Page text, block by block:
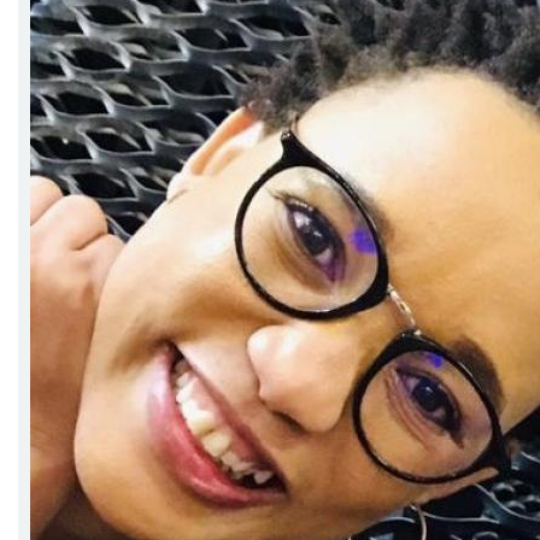
harf(ler)in sesini ve kelimenin geri kalan kısmının
(katı) sesini tanımlamayı öğretmek.
Örnek: “cat” kelimesinde “c” başlangıç, “at” ise
rimedir.
Bize katılın ve çocuğunuzun özgüveninin ve
yeteneklerinin yükselişini izleyin! ???
Bu içerik yapay zeka tarafından çevrilmiştir.
Orijinalini göster